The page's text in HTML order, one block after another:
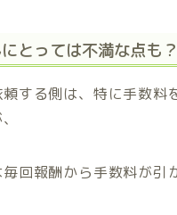
とっては不満な点も？
する側は、特に手数料
回報酬から手数料が引